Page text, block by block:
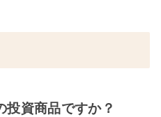
資商品ですか？